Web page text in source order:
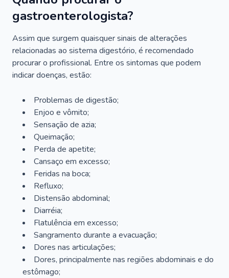
gastroenterologista?
Assim que surgem quaisquer sinais de alterações
relacionadas ao sistema digestório, é recomendado
procurar o profissional. Entre os sintomas que podem
indicar doenças, estão:
Problemas de digestão;
Enjoo e vômito;
Sensação de azia;
Queimação;
Perda de apetite;
Cansaço em excesso;
Feridas na boca;
Refluxo;
Distensão abdominal;
Diarréia;
Flatulência em excesso;
Sangramento durante a evacuação;
Dores nas articulações;
Dores, principalmente nas regiões abdominais e do
estômago;